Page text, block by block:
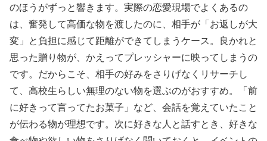
のほうがずっと響きます。実際の恋愛現場でよくあるの
は、奮発して高価な物を渡したのに、相手が「お返しが大
変」と負担に感じて距離ができてしまうケース。良かれと
思った贈り物が、かえってプレッシャーに映ってしまうの
です。だからこそ、相手の好みをさりげなくリサーチし
て、高校生らしい無理のない物を選ぶのがおすすめ。「前
に好きって言ってたお菓子」など、会話を覚えていたこと
が伝わる物が理想です。次に好きな人と話すとき、好きな